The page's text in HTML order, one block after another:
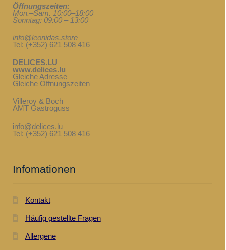
Öffnungszeiten:
Mon.–Sam. 10:00–18:00
Sonntag: 09:00 – 13:00
info@leonidas.store
Tel: (+352) 621 508 416
DELICES.LU
www.delices.lu
Gleiche Adresse
Gleiche Öffnungszeiten
Villeroy & Boch
AMT Gastroguss
info@delices.lu
Tel: (+352) 621 508 416
Infomationen
Kontakt
Häufig gestellte Fragen
Allergene